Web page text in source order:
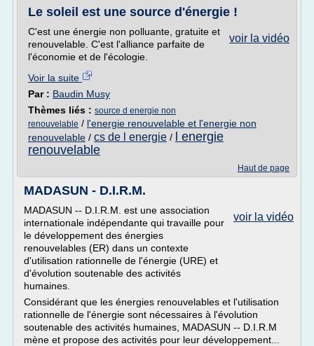
Le soleil est une source d'énergie !
voir la vidéo
C'est une énergie non polluante, gratuite et
renouvelable. C'est l'alliance parfaite de
l'économie et de l'écologie.
Voir la suite
Par : Baudin Musy
Thèmes liés : source d energie non
renouvelable / l'energie renouvelable et l'energie non
renouvelable / cs de l energie /
l energie
renouvelable
Haut de page
MADASUN - D.I.R.M.
voir la vidéo
MADASUN -- D.I.R.M. est une association
internationale indépendante qui travaille pour
le développement des énergies
renouvelables (ER) dans un contexte
d'utilisation rationnelle de l'énergie (URE) et
d'évolution soutenable des activités
humaines.
Considérant que les énergies renouvelables et l'utilisation
rationnelle de l'énergie sont nécessaires à l'évolution
soutenable des activités humaines, MADASUN -- D.I.R.M
mène et propose des activités pour leur développement...